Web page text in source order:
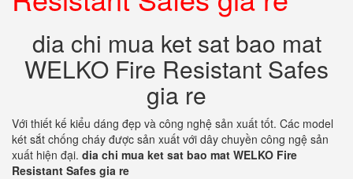
dia chi mua ket sat bao mat
WELKO Fire Resistant Safes
gia re
Với thiết kế kiểu dáng đẹp và công nghệ sản xuất tốt. Các model
két sắt chống cháy được sản xuất với dây chuyền công ngệ sản
xuất hiện đại. dia chi mua ket sat bao mat WELKO Fire
Resistant Safes gia re